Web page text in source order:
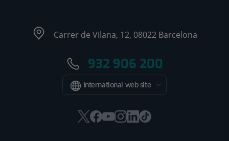
Carrer de Vilana, 12, 08022 Barcelona
932 906 200
International web site
AquestAquestAquestAquest
AquestEnllaç